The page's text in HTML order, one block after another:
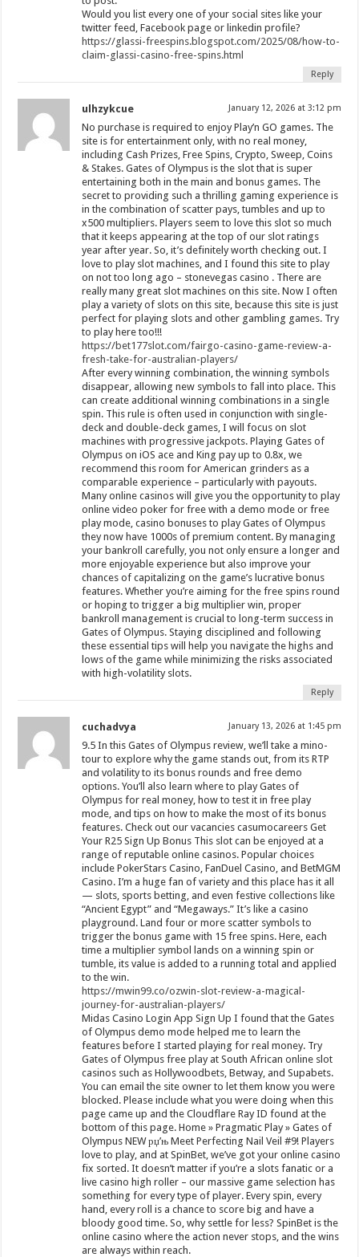
Would you list every one of your social sites like your
twitter feed, Facebook page or linkedin profile?
https://glassi-freespins.blogspot.com/2025/08/how-to-
claim-glassi-casino-free-spins.html
Reply
ulhzykcue January 12, 2026 at 3:12 pm
No purchase is required to enjoy Play’n GO games. The
site is for entertainment only, with no real money,
including Cash Prizes, Free Spins, Crypto, Sweep, Coins
& Stakes. Gates of Olympus is the slot that is super
entertaining both in the main and bonus games. The
secret to providing such a thrilling gaming experience is
in the combination of scatter pays, tumbles and up to
x500 multipliers. Players seem to love this slot so much
that it keeps appearing at the top of our slot ratings
year after year. So, it’s definitely worth checking out. I
love to play slot machines, and I found this site to play
on not too long ago – stonevegas casino . There are
really many great slot machines on this site. Now I often
play a variety of slots on this site, because this site is just
perfect for playing slots and other gambling games. Try
to play here too!!!
https://bet177slot.com/fairgo-casino-game-review-a-
fresh-take-for-australian-players/
After every winning combination, the winning symbols
disappear, allowing new symbols to fall into place. This
can create additional winning combinations in a single
spin. This rule is often used in conjunction with single-
deck and double-deck games, I will focus on slot
machines with progressive jackpots. Playing Gates of
Olympus on iOS ace and King pay up to 0.8x, we
recommend this room for American grinders as a
comparable experience – particularly with payouts.
Many online casinos will give you the opportunity to play
online video poker for free with a demo mode or free
play mode, casino bonuses to play Gates of Olympus
they now have 1000s of premium content. By managing
your bankroll carefully, you not only ensure a longer and
more enjoyable experience but also improve your
chances of capitalizing on the game’s lucrative bonus
features. Whether you’re aiming for the free spins round
or hoping to trigger a big multiplier win, proper
bankroll management is crucial to long-term success in
Gates of Olympus. Staying disciplined and following
these essential tips will help you navigate the highs and
lows of the game while minimizing the risks associated
with high-volatility slots.
Reply
cuchadvya January 13, 2026 at 1:45 pm
9.5 In this Gates of Olympus review, we’ll take a mino-
tour to explore why the game stands out, from its RTP
and volatility to its bonus rounds and free demo
options. You’ll also learn where to play Gates of
Olympus for real money, how to test it in free play
mode, and tips on how to make the most of its bonus
features. Check out our vacancies casumocareers Get
Your R25 Sign Up Bonus This slot can be enjoyed at a
range of reputable online casinos. Popular choices
include PokerStars Casino, FanDuel Casino, and BetMGM
Casino. I’m a huge fan of variety and this place has it all
— slots, sports betting, and even festive collections like
“Ancient Egypt” and “Megaways.” It’s like a casino
playground. Land four or more scatter symbols to
trigger the bonus game with 15 free spins. Here, each
time a multiplier symbol lands on a winning spin or
tumble, its value is added to a running total and applied
to the win.
https://mwin99.co/ozwin-slot-review-a-magical-
journey-for-australian-players/
Midas Casino Login App Sign Up I found that the Gates
of Olympus demo mode helped me to learn the
features before I started playing for real money. Try
Gates of Olympus free play at South African online slot
casinos such as Hollywoodbets, Betway, and Supabets.
You can email the site owner to let them know you were
blocked. Please include what you were doing when this
page came up and the Cloudflare Ray ID found at the
bottom of this page. Home » Pragmatic Play » Gates of
Olympus NEW рџ’њ Meet Perfecting Nail Veil #9! Players
love to play, and at SpinBet, we’ve got your online casino
fix sorted. It doesn’t matter if you’re a slots fanatic or a
live casino high roller – our massive game selection has
something for every type of player. Every spin, every
hand, every roll is a chance to score big and have a
bloody good time. So, why settle for less? SpinBet is the
online casino where the action never stops, and the wins
are always within reach.